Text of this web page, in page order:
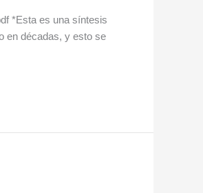
*Esta es una síntesis
en décadas, y esto se